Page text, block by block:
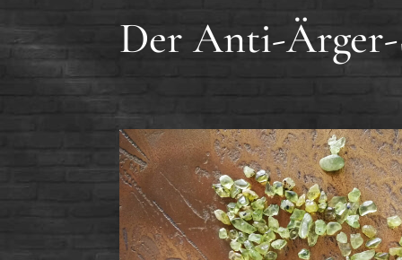
Der Anti-